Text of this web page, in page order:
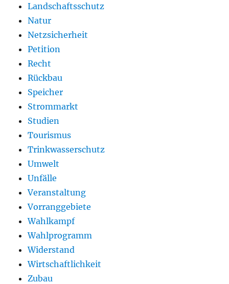
Landschaftsschutz
Natur
Netzsicherheit
Petition
Recht
Rückbau
Speicher
Strommarkt
Studien
Tourismus
Trinkwasserschutz
Umwelt
Unfälle
Veranstaltung
Vorranggebiete
Wahlkampf
Wahlprogramm
Widerstand
Wirtschaftlichkeit
Zubau